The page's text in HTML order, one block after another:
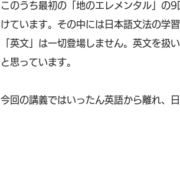
このうち最初の「地のエレメンタル」の
けています。その中には日本語文法の学
「英文」は一切登場しません。英文を扱
と思っています。
今回の講義ではいったん英語から離れ、